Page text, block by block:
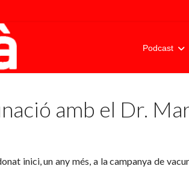
Podcast
amb el Dr.
inici, un any més, a la campanya de